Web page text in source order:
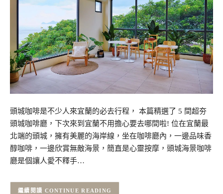
頭城咖啡是不少人來宜蘭的必去行程， 本篇精選了 5 間超夯
頭城咖啡廳，下次來到宜蘭不用擔心要去哪間啦! 位在宜蘭最
北端的頭城，擁有美麗的海岸線，坐在咖啡廳內，一邊品味香
醇咖啡，一邊欣賞無敵海景，簡直是心靈按摩，頭城海景咖啡
廳是個讓人愛不釋手…
CONTINUE READING